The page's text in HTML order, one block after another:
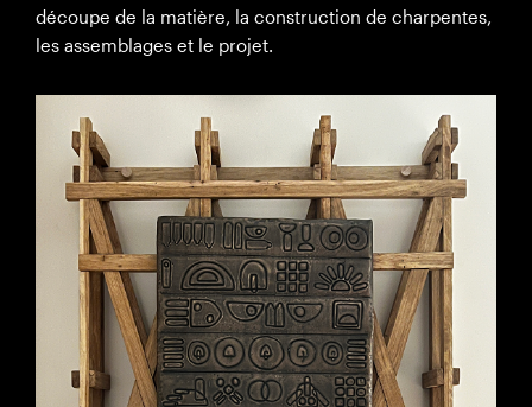
découpe de la matière, la construction de charpentes,
les assemblages et le projet.